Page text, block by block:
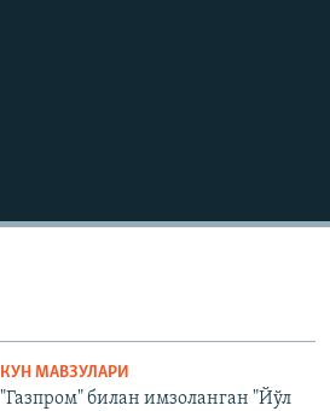
КУН МАВЗУЛАРИ
"Газпром" билан имзоланган "Йўл